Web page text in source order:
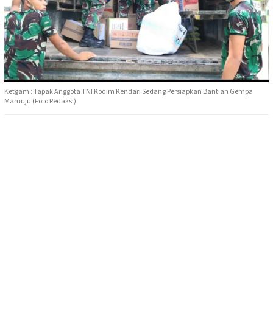
Ketgam : Tapak Anggota TNI Kodim Kendari Sedang Persiapkan Bantian Gempa
Mamuju (Foto Redaksi)